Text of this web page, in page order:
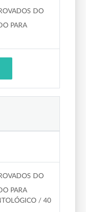
DO
PARA
DO
PARA
/ 40